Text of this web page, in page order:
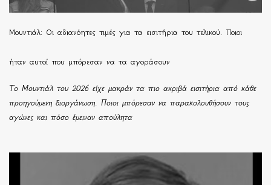
Μουντιάλ: Οι αδιανόητες τιμές για τα εισιτήρια του τελικού. Ποιοι
ήταν αυτοί που μπόρεσαν να τα αγοράσουν
Το Μουντιάλ του 2026 είχε μακράν τα πιο ακριβά εισιτήρια από κάθε
προηγούμενη διοργάνωση. Ποιοι μπόρεσαν να παρακολουθήσουν τους
αγώνες και πόσο έμειναν απούλητα